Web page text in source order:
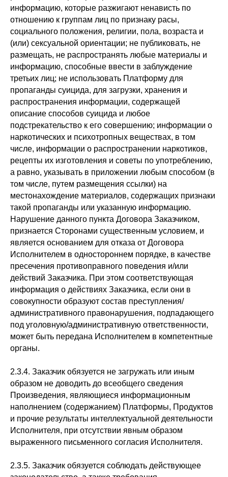
информацию, которые разжигают ненависть по
отношению к группам лиц по признаку расы,
социального положения, религии, пола, возраста и
(или) сексуальной ориентации; не публиковать, не
размещать, не распространять любые материалы и
информацию, способные ввести в заблуждение
третьих лиц; не использовать Платформу для
пропаганды суицида, для загрузки, хранения и
распространения информации, содержащей
описание способов суицида и любое
подстрекательство к его совершению; информации о
наркотических и психотропных веществах, в том
числе, информации о распространении наркотиков,
рецепты их изготовления и советы по употреблению,
а равно, указывать в приложении любым способом (в
том числе, путем размещения ссылки) на
местонахождение материалов, содержащих признаки
такой пропаганды или указанную информацию.
Нарушение данного пункта Договора Заказчиком,
признается Сторонами существенным условием, и
является основанием для отказа от Договора
Исполнителем в одностороннем порядке, в качестве
пресечения противоправного поведения и/или
действий Заказчика. При этом соответствующая
информация о действиях Заказчика, если они в
совокупности образуют состав преступления/
административного правонарушения, подпадающего
под уголовную/административную ответственности,
может быть передана Исполнителем в компетентные
органы.
2.3.4. Заказчик обязуется не загружать или иным
образом не доводить до всеобщего сведения
Произведения, являющиеся информационным
наполнением (содержанием) Платформы, Продуктов
и прочие результаты интеллектуальной деятельности
Исполнителя, при отсутствии явным образом
выраженного письменного согласия Исполнителя.
2.3.5. Заказчик обязуется соблюдать действующее